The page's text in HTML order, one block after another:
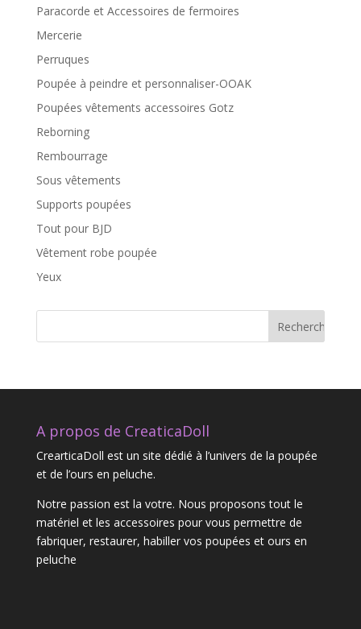
Paracorde et Accessoires de fermoires
Mercerie
Perruques
Poupée à peindre et personnaliser-OOAK
Poupées vêtements accessoires Gotz
Reborning
Rembourrage
Sous vêtements
Supports poupées
Tout pour BJD
Vêtement robe poupée
Yeux
A propos de CreaticaDoll
CrearticaDoll est un site dédié à l’univers de la poupée
et de l’ours en peluche.
Notre passion est la votre. Nous proposons tout le
matériel et les accessoires pour vous permettre de
fabriquer, restaurer, habiller vos poupées et ours en
peluche